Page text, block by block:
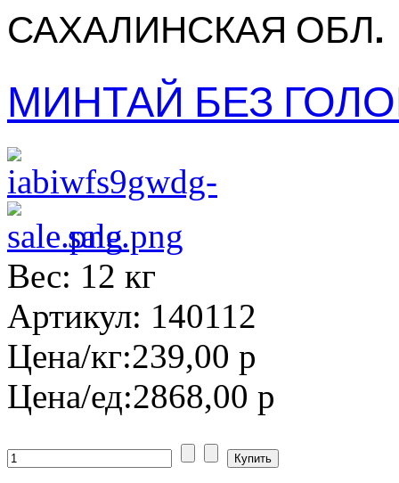
САХАЛИНСКАЯ ОБЛ.
МИНТАЙ БЕЗ
sale.png
Вес: 12 кг
Артикул: 140112
Цена/кг:239,00 р
Цена/ед:2868,00 р